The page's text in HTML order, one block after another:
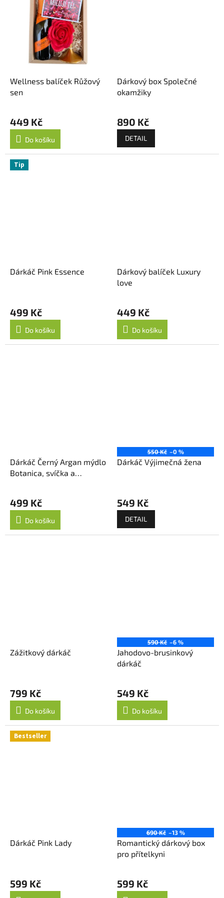
Wellness balíček Růžový
sen
449 Kč
Do košíku
Dárkový box Společné
okamžiky
890 Kč
DETAIL
Tip
Dárkáč Pink Essence
499 Kč
Do košíku
Dárkový balíček Luxury
love
449 Kč
Do košíku
Dárkáč Černý Argan mýdlo
Botanica, svíčka a
499 Kč
Do košíku
550 Kč –0 %
Dárkáč Výjimečná žena
549 Kč
DETAIL
Zážitkový dárkáč
799 Kč
Do košíku
590 Kč –6 %
Jahodovo-brusinkový
dárkáč
549 Kč
Do košíku
Bestseller
Dárkáč Pink Lady
599 Kč
690 Kč –13 %
Romantický dárkový box
pro přítelkyni
599 Kč